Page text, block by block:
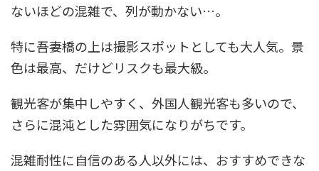
ないほどの混雑で、列が動かない…。
特に吾妻橋の上は撮影スポットとしても大人気。景
色は最高、だけどリスクも最大級。
観光客が集中しやすく、外国人観光客も多いので、
さらに混沌とした雰囲気になりがちです。
混雑耐性に自信のある人以外には、おすすめできな